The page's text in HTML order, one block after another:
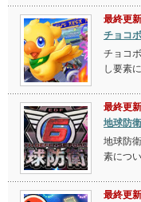
最終更
チョコ
チョコ
し要素
最終更
地球防
地球防
素につ
最終更